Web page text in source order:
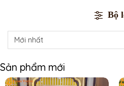
Bộ
Sản phẩm mới